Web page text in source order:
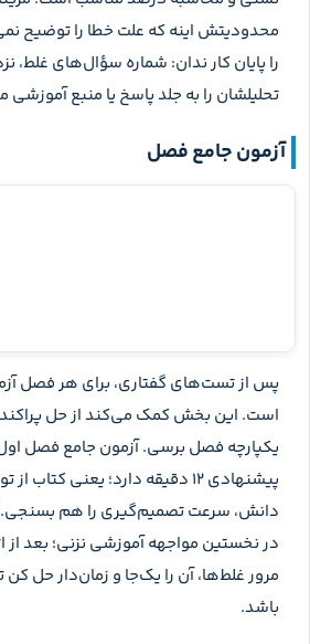
پینوکیو زیست جامع ۱۴۰۵
دهم، یازدهم و دوازدهم رو پوشش می‌ده
کلیدی فشرده دارد. این بخش برای
تستی و محاسبه درصد مناسب است.
محدودیتش اینه که علت خطا را توضیح